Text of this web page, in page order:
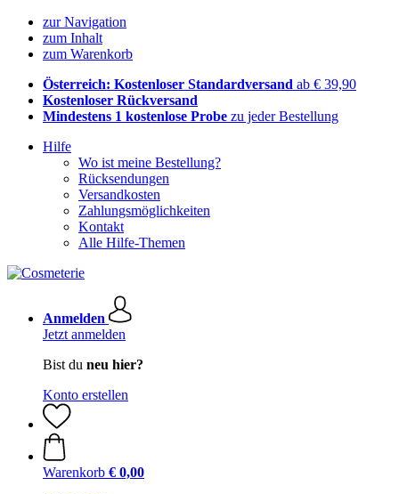
zur Navigation
zum Inhalt
zum Warenkorb
Österreich: Kostenloser Standardversand ab € 39,90
Kostenloser Rückversand
Mindestens 1 kostenlose Probe zu jeder Bestellung
Hilfe
Wo ist meine Bestellung?
Rücksendungen
Versandkosten
Zahlungsmöglichkeiten
Kontakt
Alle Hilfe-Themen
Anmelden
Jetzt anmelden
Bist du neu hier?
Konto erstellen
Warenkorb € 0,00